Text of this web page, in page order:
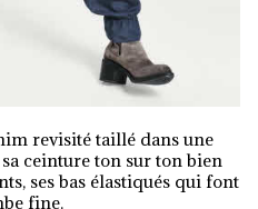
revisité taillé dans une
ceinture ton sur ton bien
ses bas élastiqués qui font
fine.